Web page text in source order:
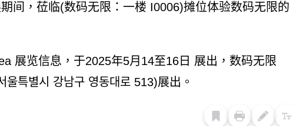
间，莅临(数码无限：一楼 I0006)摊位体验数码无限的
展览信息，于2025年5月14至16日 展出，数码无限
특별시 강남구 영동대로 513)展出。